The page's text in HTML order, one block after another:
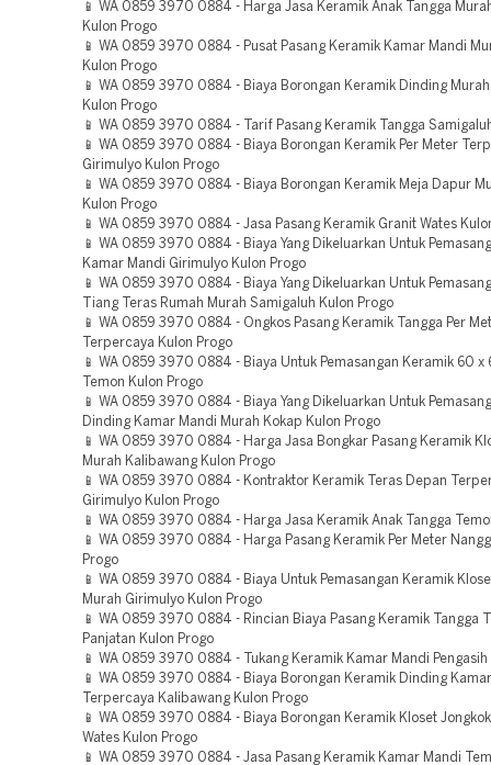
📱 WA 0859 3970 0884 - Harga Jasa Keramik Anak Tangga
Kulon Progo
📱 WA 0859 3970 0884 - Pusat Pasang Keramik Kamar Mandi
Kulon Progo
📱 WA 0859 3970 0884 - Biaya Borongan Keramik Dinding
Kulon Progo
📱 WA 0859 3970 0884 - Tarif Pasang Keramik Tangga
📱 WA 0859 3970 0884 - Biaya Borongan Keramik Per Meter
Girimulyo Kulon Progo
📱 WA 0859 3970 0884 - Biaya Borongan Keramik Meja Dapur
Kulon Progo
📱 WA 0859 3970 0884 - Jasa Pasang Keramik Granit Wates
📱 WA 0859 3970 0884 - Biaya Yang Dikeluarkan Untuk
Kamar Mandi Girimulyo Kulon Progo
📱 WA 0859 3970 0884 - Biaya Yang Dikeluarkan Untuk
Tiang Teras Rumah Murah Samigaluh Kulon Progo
📱 WA 0859 3970 0884 - Ongkos Pasang Keramik Tangga Per
Terpercaya Kulon Progo
📱 WA 0859 3970 0884 - Biaya Untuk Pemasangan Keramik 60 x
Temon Kulon Progo
📱 WA 0859 3970 0884 - Biaya Yang Dikeluarkan Untuk
Dinding Kamar Mandi Murah Kokap Kulon Progo
📱 WA 0859 3970 0884 - Harga Jasa Bongkar Pasang Keramik
Murah Kalibawang Kulon Progo
📱 WA 0859 3970 0884 - Kontraktor Keramik Teras Depan
Girimulyo Kulon Progo
📱 WA 0859 3970 0884 - Harga Jasa Keramik Anak Tangga
📱 WA 0859 3970 0884 - Harga Pasang Keramik Per Meter
Progo
📱 WA 0859 3970 0884 - Biaya Untuk Pemasangan Keramik
Murah Girimulyo Kulon Progo
📱 WA 0859 3970 0884 - Rincian Biaya Pasang Keramik Tangga
Panjatan Kulon Progo
📱 WA 0859 3970 0884 - Tukang Keramik Kamar Mandi Pengasih
📱 WA 0859 3970 0884 - Biaya Borongan Keramik Dinding
Terpercaya Kalibawang Kulon Progo
📱 WA 0859 3970 0884 - Biaya Borongan Keramik Kloset
Wates Kulon Progo
📱 WA 0859 3970 0884 - Jasa Pasang Keramik Kamar Mandi